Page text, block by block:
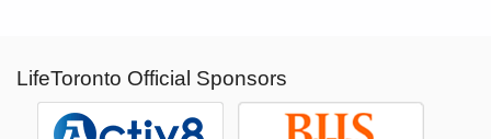
LifeToronto Official Sponsors